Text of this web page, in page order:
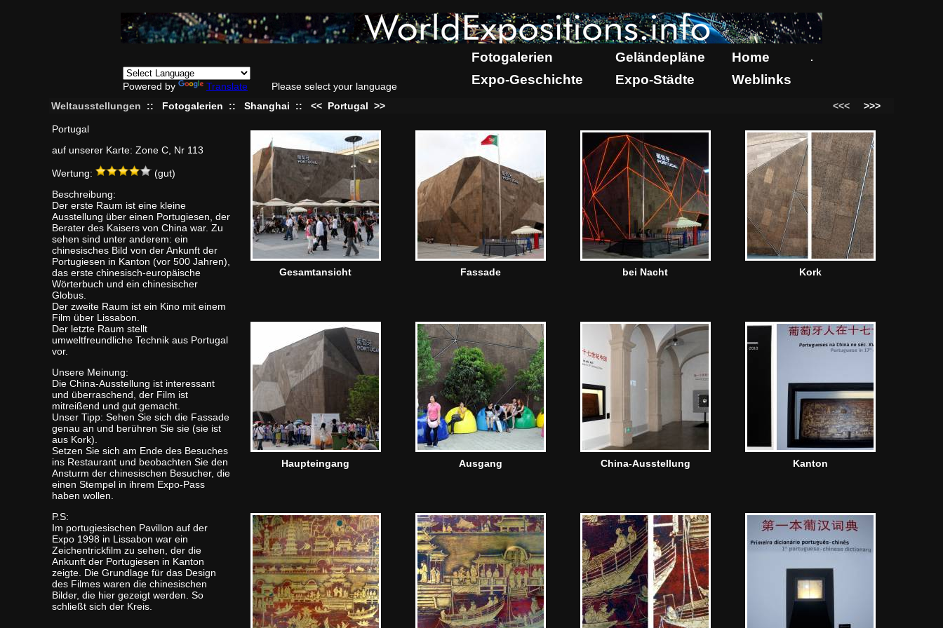
Powered by Translate Please select your language
Fotogalerien Geländepläne Home .
Expo-Geschichte Expo-Städte Weblinks
Weltausstellungen :: Fotogalerien :: Shanghai :: << Portugal >> <<< >>>
Portugal
auf unserer Karte: Zone C, Nr 113
Wertung:
(gut)
Beschreibung:
Der erste Raum ist eine kleine
Ausstellung über einen Portugiesen, der
Berater des Kaisers von China war. Zu
sehen sind unter anderem: ein
chinesisches Bild von der Ankunft der
Portugiesen in Kanton (vor 500 Jahren),
das erste chinesisch-europäische
Wörterbuch und ein chinesischer
Globus.
Der zweite Raum ist ein Kino mit einem
Film über Lissabon.
Der letzte Raum stellt
umweltfreundliche Technik aus Portugal
vor.
Unsere Meinung:
Die China-Ausstellung ist interessant
und überraschend, der Film ist
mitreißend und gut gemacht.
Unser Tipp: Sehen Sie sich die Fassade
genau an und berühren Sie sie (sie ist
aus Kork).
Setzen Sie sich am Ende des Besuches
ins Restaurant und beobachten Sie den
Ansturm der chinesischen Besucher, die
einen Stempel in ihrem Expo-Pass
haben wollen.
P.S:
Im portugiesischen Pavillon auf der
Expo 1998 in Lissabon war ein
Zeichentrickfilm zu sehen, der die
Ankunft der Portugiesen in Kanton
zeigte. Die Grundlage für das Design
des Filmes waren die chinesischen
Bilder, die hier gezeigt werden. So
schließt sich der Kreis.
Gesamtansicht Fassade bei Nacht Kork
Haupteingang Ausgang China-Ausstellung Kanton